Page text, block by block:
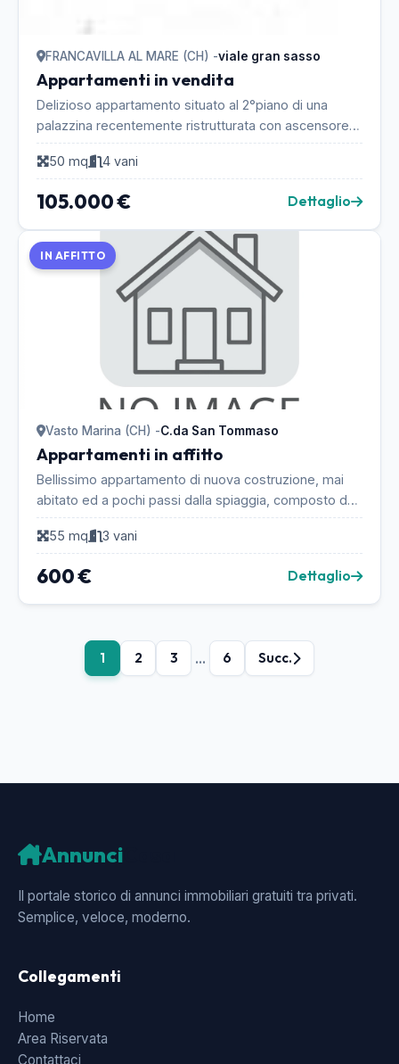
FRANCAVILLA AL MARE (CH) -viale gran sasso
Appartamenti in vendita
Delizioso appartamento situato al 2°piano di una
palazzina recentemente ristrutturata con ascensore e
con balcone vista mare. Composto da n°1 camera, ...
50 mq
4 vani
105.000 € Dettaglio
IN AFFITTO
Vasto Marina (CH) -C.da San Tommaso
Appartamenti in affitto
Bellissimo appartamento di nuova costruzione, mai
abitato ed a pochi passi dalla spiaggia, composto da
cucina/tinello, camera, cameretta, servizio con...
55 mq
3 vani
600 € Dettaglio
1 2 3 ... 6 Succ.
Annunci
Il portale storico di annunci immobiliari gratuiti tra privati.
Semplice, veloce, moderno.
Collegamenti
Home
Area Riservata
Contattaci